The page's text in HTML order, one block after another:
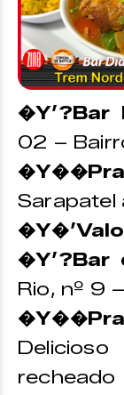
�Y’?Bar
02 –
Sarapatel
�Y’?Bar
Rio, nº 9